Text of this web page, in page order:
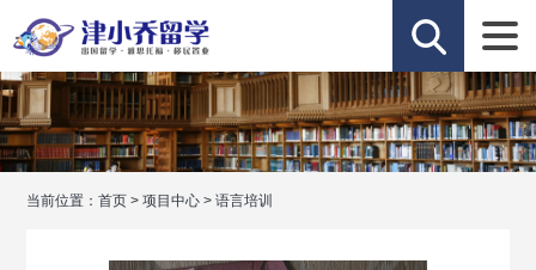
当前位置：首页 >项目中心 >语言培训